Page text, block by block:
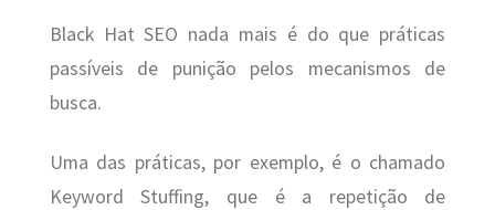
Black Hat SEO nada mais é do que práticas
passíveis de punição pelos mecanismos de
busca.
Uma das práticas, por exemplo, é o chamado
Keyword Stuffing, que é a repetição de